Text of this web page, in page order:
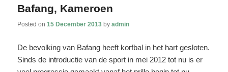
Bafang, Kameroen
Posted on15 December 2013 byadmin
De bevolking van Bafang heeft korfbal in het hart gesloten.
Sinds de introductie van de sport in mei 2012 tot nu is er